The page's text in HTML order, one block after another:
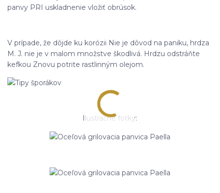
panvy PRI uskladnenie vložiť obrúsok.
V prípade, že dôjde ku korózii Nie je dôvod na paniku, hrdza
M. J. nie je v malom množstve škodlivá. Hrdzu odstráňte
kefkou Znovu potrite rastlinným olejom.
Ilustračné fotky: